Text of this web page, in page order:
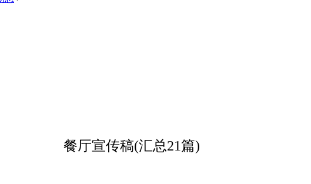
餐厅宣传稿(汇总21篇)